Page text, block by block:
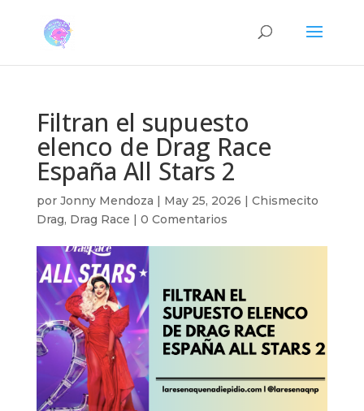
Filtran el supuesto
elenco de Drag Race
España All Stars 2
por Jonny Mendoza | May 25, 2026 | Chismecito
Drag, Drag Race | 0 Comentarios